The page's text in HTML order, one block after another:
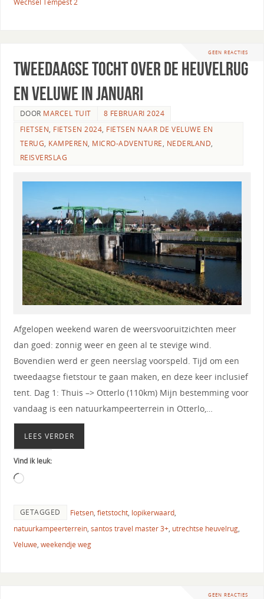
Wechsel Tempest 2
GEEN REACTIES
Tweedaagse tocht over de Heuvelrug
en Veluwe in Januari
DOOR MARCEL TUIT
8 FEBRUARI 2024
FIETSEN, FIETSEN 2024, FIETSEN NAAR DE VELUWE EN
TERUG, KAMPEREN, MICRO-ADVENTURE, NEDERLAND,
REISVERSLAG
Afgelopen weekend waren de weersvooruitzichten meer
dan goed: zonnig weer en geen al te stevige wind.
Bovendien werd er geen neerslag voorspeld. Tijd om een
tweedaagse fietstour te gaan maken, en deze keer inclusief
tent. Dag 1: Thuis –> Otterlo (110km) Mijn bestemming voor
vandaag is een natuurkampeerterrein in Otterlo,…
LEES VERDER
Vind ik leuk:
GETAGGED Fietsen, fietstocht, lopikerwaard,
natuurkampeerterrein, santos travel master 3+, utrechtse heuvelrug,
Veluwe, weekendje weg
GEEN REACTIES